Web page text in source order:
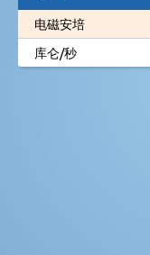
电磁安培
库仑/秒